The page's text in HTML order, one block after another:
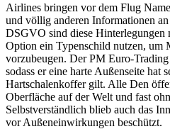
Airlines bringen vor dem Flug
und völlig anderen Informationen
DSGVO sind diese Hinterlegungen
Option ein Typenschild nutzen, um
vorzubeugen. Der PM Euro-
sodass er eine harte Außenseite hat
Hartschalenkoffer gilt. Alle Den
Oberfläche auf der Welt und fast
Selbstverständlich blieb auch das
vor Außeneinwirkungen beschützt.